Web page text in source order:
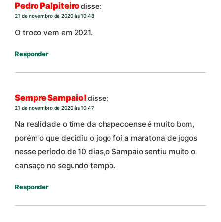
Pedro Palpiteirodisse:
21 de novembro de 2020 às 10:48
O troco vem em 2021.
Responder
Sempre Sampaio! disse:
21 de novembro de 2020 às 10:47
Na realidade o time da chapecoense é muito bom,
porém o que decidiu o jogo foi a maratona de jogos
nesse período de 10 dias,o Sampaio sentiu muito o
cansaço no segundo tempo.
Responder